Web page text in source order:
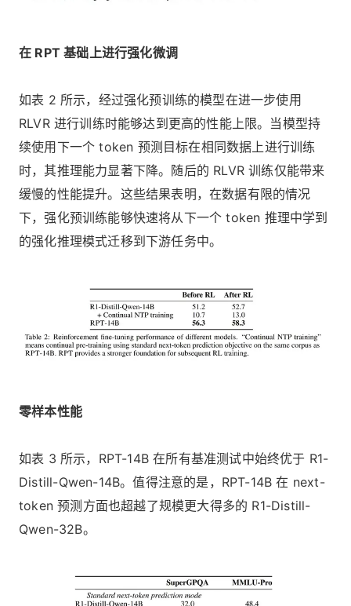
在 RPT 基础上进行强化微调
如表 2 所示，经过强化预训练的模型在进一步使用
RLVR 进行训练时能够达到更高的性能上限。当模型持
续使用下一个 token 预测目标在相同数据上进行训练
时，其推理能力显著下降。随后的 RLVR 训练仅能带来
缓慢的性能提升。这些结果表明，在数据有限的情况
下，强化预训练能够快速将从下一个 token 推理中学到
的强化推理模式迁移到下游任务中。
零样本性能
如表 3 所示，RPT-14B 在所有基准测试中始终优于 R1-
Distill-Qwen-14B。值得注意的是，RPT-14B 在 next-
token 预测方面也超越了规模更大得多的 R1-Distill-
Qwen-32B。